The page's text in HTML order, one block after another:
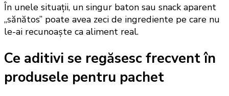
În unele situații, un singur baton sau snack aparent
„sănătos” poate avea zeci de ingrediente pe care nu
le-ai recunoaște ca aliment real.
Ce aditivi se regăsesc frecvent în
produsele pentru pachet